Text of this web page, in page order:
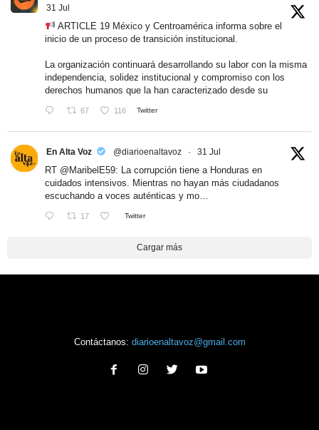
31 Jul
ARTICLE 19 México y Centroamérica informa sobre el
inicio de un proceso de transición institucional.
La organización continuará desarrollando su labor con la misma
independencia, solidez institucional y compromiso con los
derechos humanos que la han caracterizado desde su
67 116 Twitter
En Alta Voz @diarioenaltavoz · 31 Jul
RT @MaribelE59: La corrupción tiene a Honduras en
cuidados intensivos. Mientras no hayan más ciudadanos
escuchando a voces auténticas y mo…
17 Twitter
Cargar más
Contáctanos: diarioenaltavoz@gmail.com